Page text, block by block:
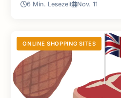
6 Min. Lesezeit Nov. 11
ONLINE SHOPPING SITES